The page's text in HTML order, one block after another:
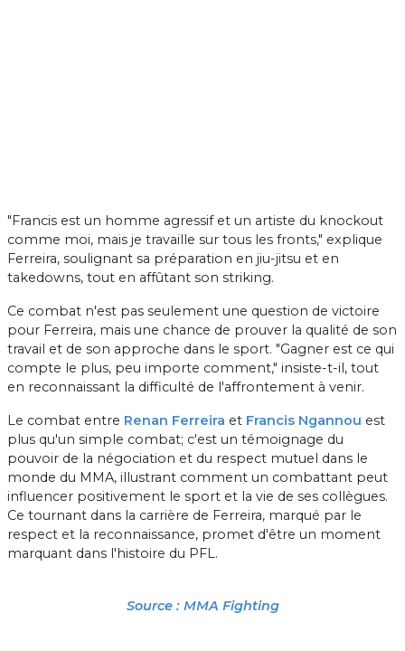
"Francis est un homme agressif et un artiste du knockout
comme moi, mais je travaille sur tous les fronts," explique
Ferreira, soulignant sa préparation en jiu-jitsu et en
takedowns, tout en affûtant son striking.
Ce combat n'est pas seulement une question de victoire
pour Ferreira, mais une chance de prouver la qualité de son
travail et de son approche dans le sport. "Gagner est ce qui
compte le plus, peu importe comment," insiste-t-il, tout
en reconnaissant la difficulté de l'affrontement à venir.
Le combat entre Renan Ferreira et Francis Ngannou est
plus qu'un simple combat; c'est un témoignage du
pouvoir de la négociation et du respect mutuel dans le
monde du MMA, illustrant comment un combattant peut
influencer positivement le sport et la vie de ses collègues.
Ce tournant dans la carrière de Ferreira, marqué par le
respect et la reconnaissance, promet d'être un moment
marquant dans l'histoire du PFL.
Source : MMA Fighting